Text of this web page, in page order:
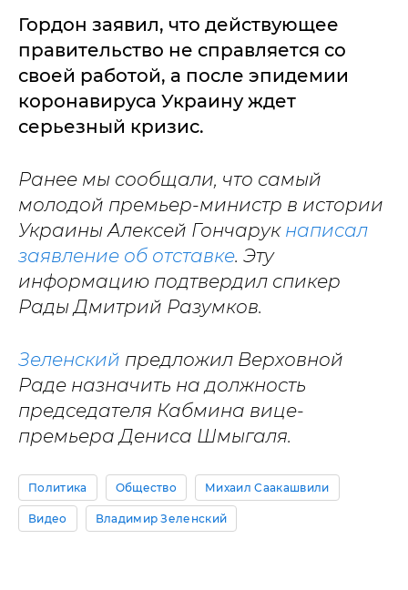
Гордон заявил, что действующее
правительство не справляется со
своей работой, а после эпидемии
коронавируса Украину ждет
серьезный кризис.
Ранее мы сообщали, что самый
молодой премьер-министр в истории
Украины Алексей Гончарук написал
заявление об отставке. Эту
информацию подтвердил спикер
Рады Дмитрий Разумков.
Зеленский предложил Верховной
Раде назначить на должность
председателя Кабмина вице-
премьера Дениса Шмыгаля.
Политика Общество Михаил Саакашвили
Видео Владимир Зеленский